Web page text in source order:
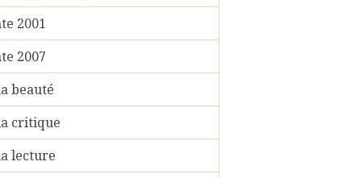
2001
2007
beauté
critique
lecture